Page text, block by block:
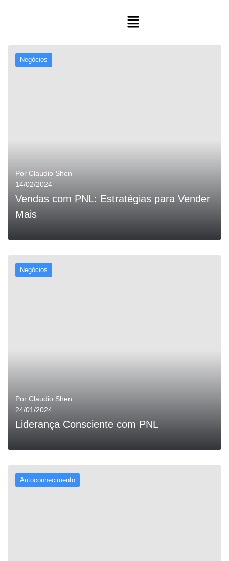
Negócios
Por Claudio Shen
14/02/2024
Vendas com PNL: Estratégias para Vender
Mais
Negócios
Por Claudio Shen
24/01/2024
Liderança Consciente com PNL
Autoconhecimento